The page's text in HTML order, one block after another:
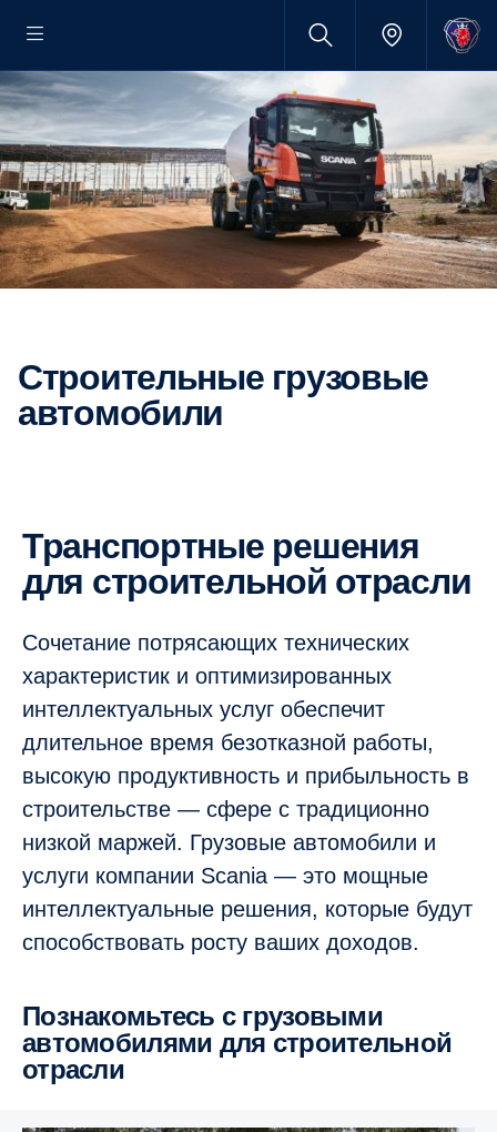
Строительные грузовые
автомобили
Транспортные решения
для строительной отрасли
Сочетание потрясающих технических
характеристик и оптимизированных
интеллектуальных услуг обеспечит
длительное время безотказной работы,
высокую продуктивность и прибыльность в
строительстве — сфере с традиционно
низкой маржей. Грузовые автомобили и
услуги компании Scania — это мощные
интеллектуальные решения, которые будут
способствовать росту ваших доходов.
Познакомьтесь с грузовыми
автомобилями для строительной
отрасли